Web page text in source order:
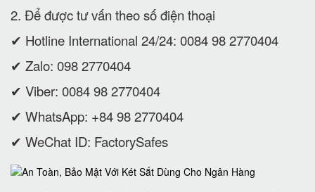
2. Để được tư vấn theo số điện thoại
✔ Hotline International 24/24: 0084 98 2770404
✔ Zalo: 098 2770404
✔ Viber: 0084 98 2770404
✔ WhatsApp: +84 98 2770404
✔ WeChat ID: FactorySafes